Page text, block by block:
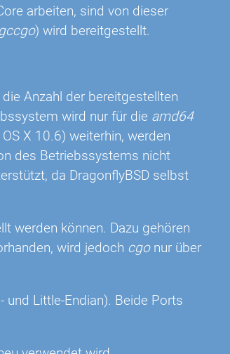
arbeiten, sind von dieser
gccgo) wird bereitgestellt.
Anzahl der bereitgestellten
wird nur für die amd64
X 10.6) weiterhin, werden
des Betriebssystems nicht
da DragonflyBSD selbst
werden können. Dazu gehören
wird jedoch cgonur über
und Little-Endian). Beide Ports